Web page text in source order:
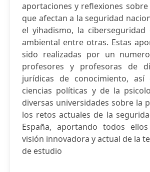
aportaciones y reflexiones sobre
que afectan a la seguridad
el yihadismo, la
ambiental entre otras. Estas
sido realizadas por un
profesores y profesoras de
jurídicas de conocimiento,
ciencias políticas y de la
diversas universidades sobre la
los retos actuales de la
España, aportando todos
visión innovadora y actual de la
de estudio